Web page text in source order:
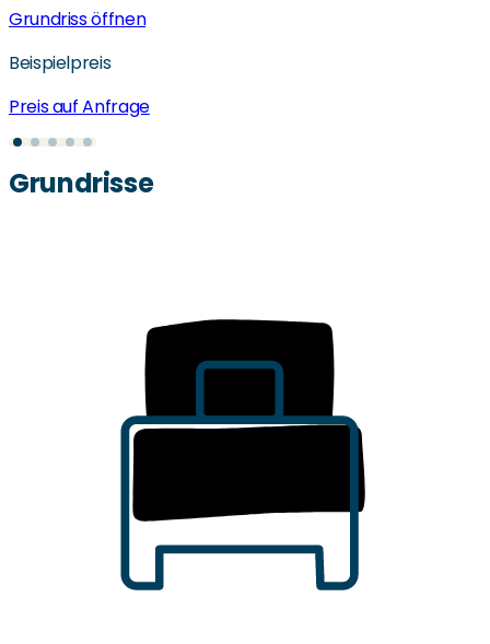
Grundriss öffnen
Beispielpreis
Preis auf Anfrage
Grundrisse